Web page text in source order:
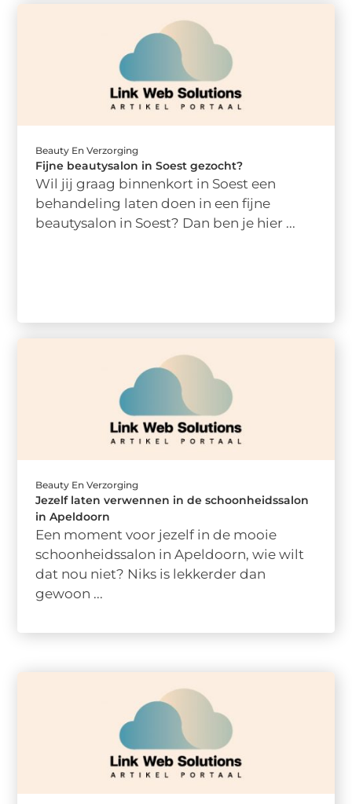
Beauty En Verzorging
Fijne beautysalon in Soest gezocht?
Wil jij graag binnenkort in Soest een
behandeling laten doen in een fijne
beautysalon in Soest? Dan ben je hier ...
Beauty En Verzorging
Jezelf laten verwennen in de schoonheidssalon
in Apeldoorn
Een moment voor jezelf in de mooie
schoonheidssalon in Apeldoorn, wie wilt
dat nou niet? Niks is lekkerder dan
gewoon ...